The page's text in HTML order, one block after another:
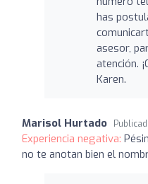
has
asesor,
atención.
Karen.
Marisol Hurtado
Experiencia negativa:
no te anotan bien el